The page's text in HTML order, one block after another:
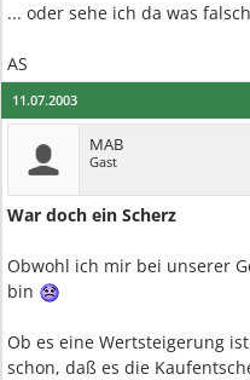
... oder sehe ich da was
AS
11.07.2003
MAB
Gast
War doch ein Scherz
Obwohl ich mir bei unserer
bin
Ob es eine Wertsteigerung
schon, daß es die